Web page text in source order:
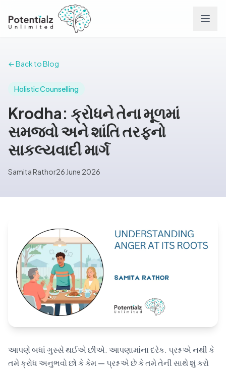
Careers
Blog
🇦🇺 English
Book Appointment
← Back to Blog
Holistic Counselling
Krodha: ક્રોધને તેના મૂળમાં
સમજવો અને શાંતિ તરફનો
સાકલ્યવાદી માર્ગ
Samita Rathor26 June 2026
આપણે બધાં ગુસ્સે થઈએ છીએ. આપણામાંના દરેક. પ્રશ્ન એ નથી કે
તમે ક્રોધ અનુભવો છો કે કેમ — પ્રશ્ન એ છે કે તમે તેની સાથે શું કરો